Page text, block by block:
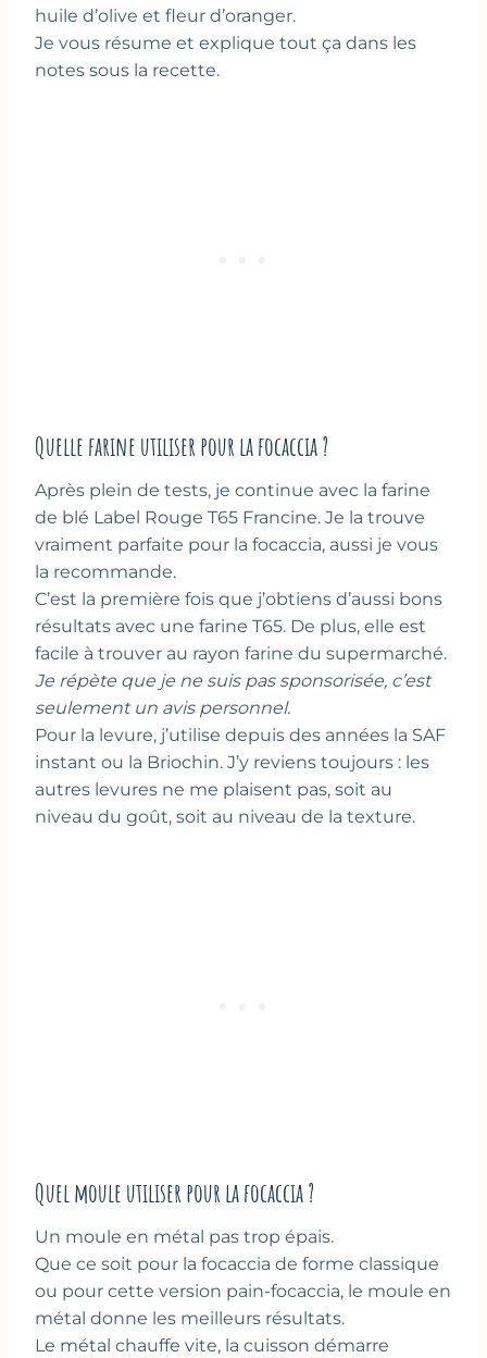
huile d’olive et fleur d’oranger.
Je vous résume et explique tout ça dans les
notes sous la recette.
Quelle farine utiliser pour la focaccia ?
Après plein de tests, je continue avec la farine
de blé Label Rouge T65 Francine. Je la trouve
vraiment parfaite pour la focaccia, aussi je vous
la recommande.
C’est la première fois que j’obtiens d’aussi bons
résultats avec une farine T65. De plus, elle est
facile à trouver au rayon farine du supermarché.
Je répète que je ne suis pas sponsorisée, c’est
seulement un avis personnel.
Pour la levure, j’utilise depuis des années la SAF
instant ou la Briochin. J’y reviens toujours : les
autres levures ne me plaisent pas, soit au
niveau du goût, soit au niveau de la texture.
Quel moule utiliser pour la focaccia ?
Un moule en métal pas trop épais.
Que ce soit pour la focaccia de forme classique
ou pour cette version pain-focaccia, le moule en
métal donne les meilleurs résultats.
Le métal chauffe vite, la cuisson démarre